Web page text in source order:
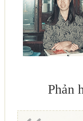
Phản